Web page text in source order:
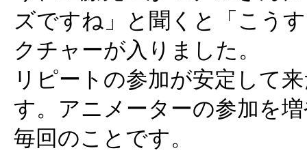
ズですね」と聞くと「こう
クチャーが入りました。
リピートの参加が安定して
す。アニメーターの参加を
毎回のことです。